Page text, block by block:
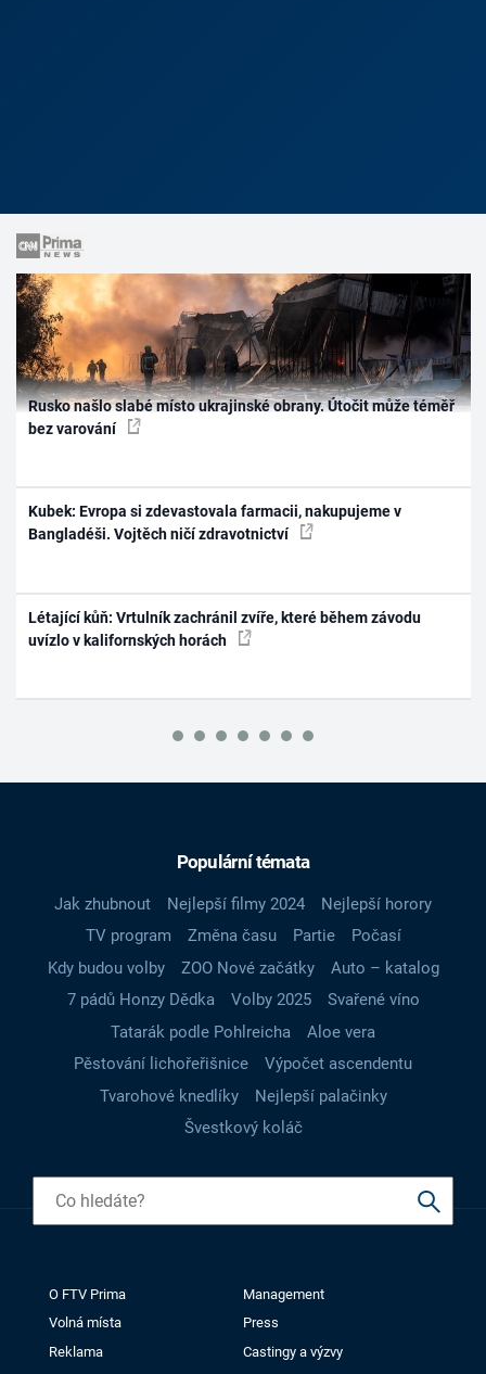
Rusko našlo slabé místo ukrajinské obrany. Útočit může téměř
bez varování
Kubek: Evropa si zdevastovala farmacii, nakupujeme v
Bangladéši. Vojtěch ničí zdravotnictví
Létající kůň: Vrtulník zachránil zvíře, které během závodu
uvízlo v kalifornských horách
Populární témata
Jak zhubnout Nejlepší filmy 2024
Nejlepší horory
TV program
Změna času Partie
Počasí
Kdy budou volby
ZOO Nové začátky
Auto – katalog
7 pádů Honzy Dědka
Volby 2025
Svařené víno
Tatarák podle Pohlreicha
Aloe vera
Pěstování lichořeřišnice
Výpočet ascendentu
Tvarohové knedlíky
Nejlepší palačinky
Švestkový koláč
O FTV Prima
Management
Volná místa
Press
Reklama
Castingy a výzvy